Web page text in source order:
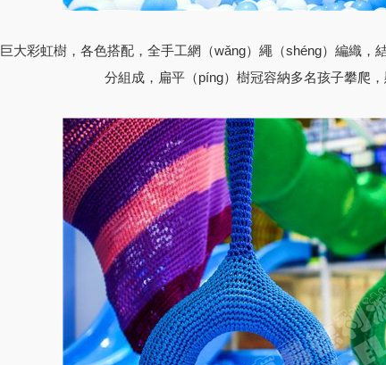
巨大彩虹樹，各色搭配，全手工網（wǎng）繩（shéng）編織
分組成，扁平（píng）樹冠容納多名孩子攀爬